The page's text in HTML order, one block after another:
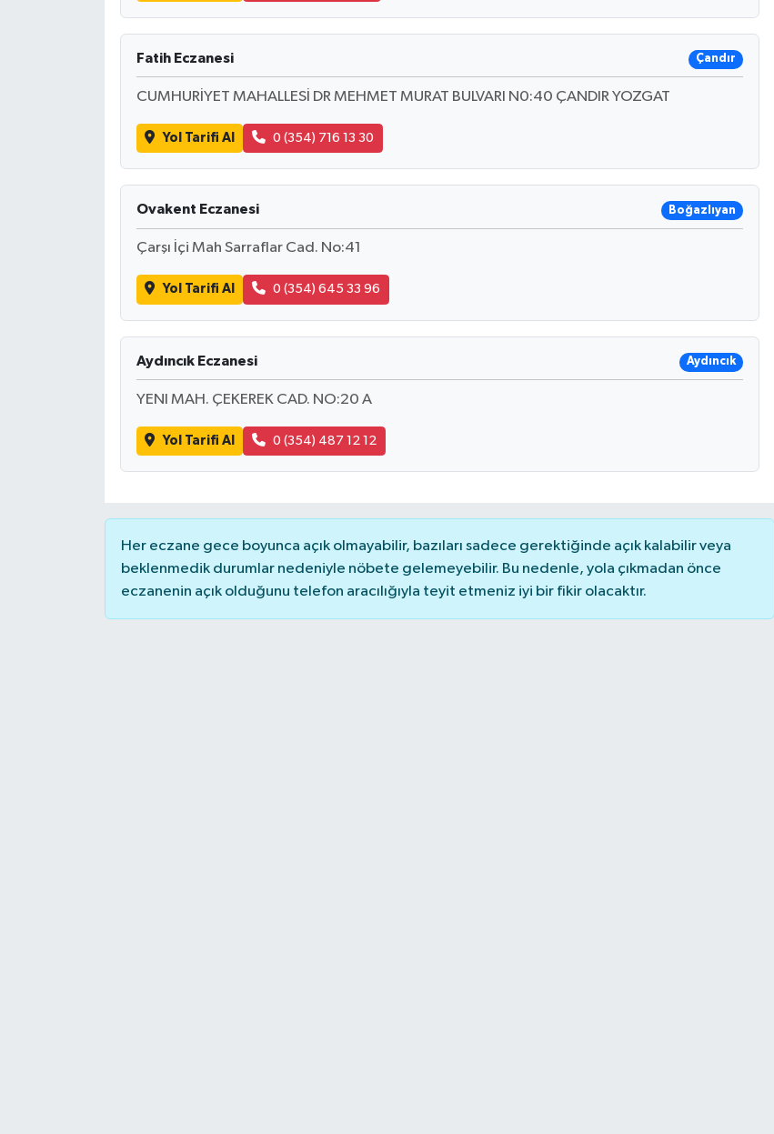
Fatih Eczanesi Çandır
CUMHURİYET MAHALLESİ DR MEHMET MURAT BULVARI N0:40 ÇANDIR YOZGAT
Yol Tarifi Al 0 (354) 716 13 30
Ovakent Eczanesi Boğazlıyan
Çarşı İçi Mah Sarraflar Cad. No:41
Yol Tarifi Al 0 (354) 645 33 96
Aydıncık Eczanesi Aydıncık
YENI MAH. ÇEKEREK CAD. NO:20 A
Yol Tarifi Al 0 (354) 487 12 12
Her eczane gece boyunca açık olmayabilir, bazıları sadece gerektiğinde açık kalabilir veya
beklenmedik durumlar nedeniyle nöbete gelemeyebilir. Bu nedenle, yola çıkmadan önce
eczanenin açık olduğunu telefon aracılığıyla teyit etmeniz iyi bir fikir olacaktır.